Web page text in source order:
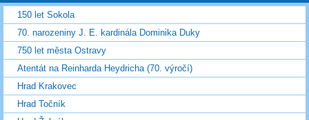
150 let Sokola
70. narozeniny J. E. kardinála Dominika Duky
750 let města Ostravy
Atentát na Reinharda Heydricha (70. výročí)
Hrad Krakovec
Hrad Točník